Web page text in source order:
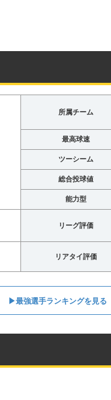
所属チーム
最高球速
ツーシーム
総合投球値
能力型
リーグ評価
リアタイ評価
▶︎最強選手ランキングを見る